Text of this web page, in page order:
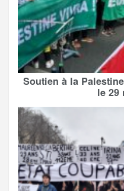
Soutien à la
le 29